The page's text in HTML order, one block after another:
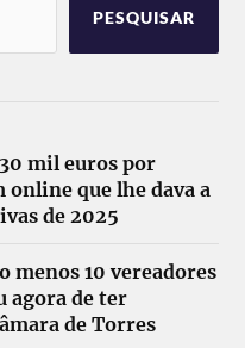
PESQUISAR
mil euros por
que lhe dava a
de 2025
menos 10 vereadores
agora de ter
de Torres